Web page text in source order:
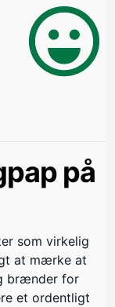
på
som virkelig
at mærke at
brænder for
et ordentligt